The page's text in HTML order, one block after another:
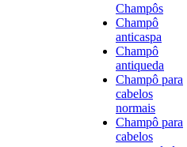
Champôs
Champô
anticaspa
Champô
antiqueda
Champô para
cabelos
normais
Champô para
cabelos